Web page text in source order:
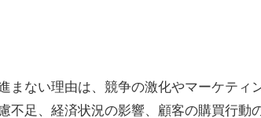
まない理由は、競争の激化やマーケティ
不足、経済状況の影響、顧客の購買行動